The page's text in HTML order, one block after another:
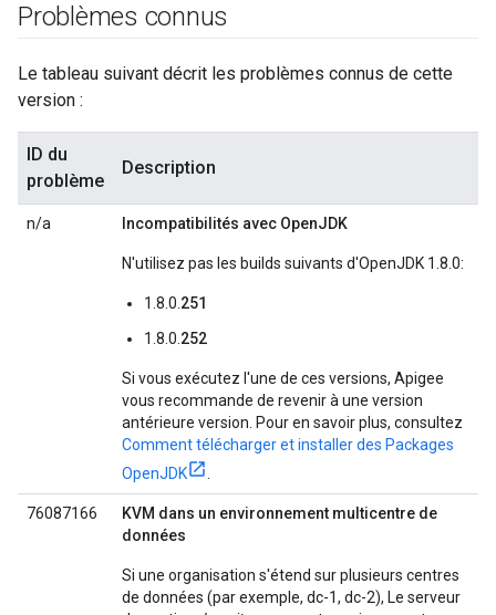
Problèmes connus
Le tableau suivant décrit les problèmes connus de cette
version :
ID du
problème
Description
n/a Incompatibilités avec OpenJDK
N'utilisez pas les builds suivants d'OpenJDK 1.8.0:
1.8.0. 251
1.8.0. 252
Si vous exécutez l'une de ces versions, Apigee
vous recommande de revenir à une version
antérieure version. Pour en savoir plus, consultez
Comment télécharger et installer des Packages
OpenJDK
76087166
KVM dans un environnement multicentre de
données
Si une organisation s'étend sur plusieurs centres
de données (par exemple, dc-1, dc-2), Le serveur